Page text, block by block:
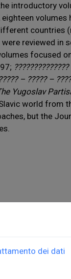
introductory
countries
reviewed in
focused
– ????? –
Yugoslav
world from
but the
ORDINI
dei dati